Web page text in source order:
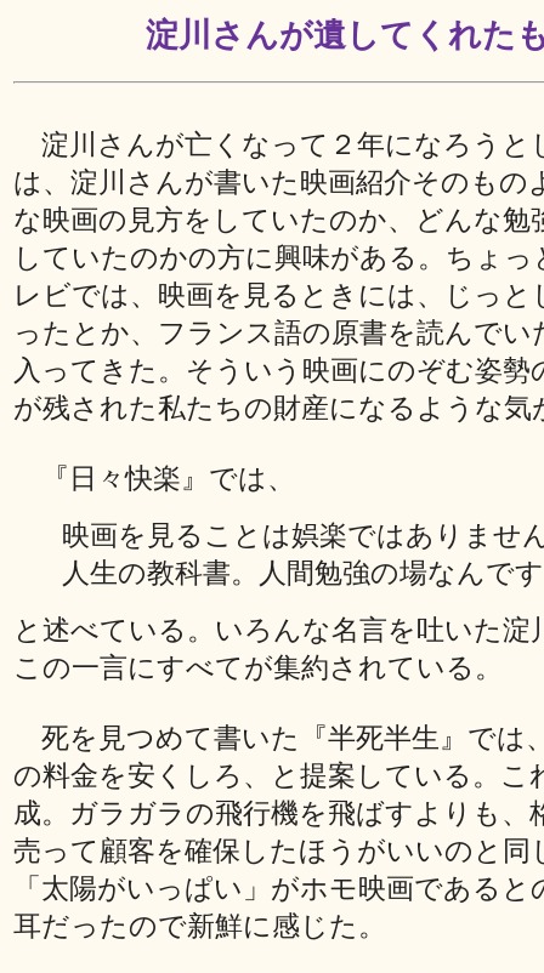
淀川さんが遺してくれた
淀川さんが亡くなって２年になろうと
は、淀川さんが書いた映画紹介そのもの
な映画の見方をしていたのか、どんな勉
していたのかの方に興味がある。ちょっ
レビでは、映画を見るときには、じっと
ったとか、フランス語の原書を読んでい
入ってきた。そういう映画にのぞむ姿勢
が残された私たちの財産になるような気
『日々快楽』では、
映画を見ることは娯楽ではありませ
人生の教科書。人間勉強の場なんで
と述べている。いろんな名言を吐いた淀
この一言にすべてが集約されている。
死を見つめて書いた『半死半生』では
の料金を安くしろ、と提案している。こ
成。ガラガラの飛行機を飛ばすよりも、
売って顧客を確保したほうがいいのと同
「太陽がいっぱい」がホモ映画であると
耳だったので新鮮に感じた。